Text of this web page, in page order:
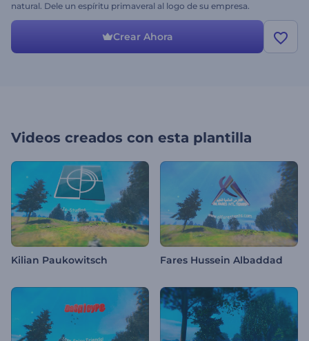
natural. Dele un espíritu primaveral al logo de su empresa.
¡Pruébelo hoy mismo de forma gratuita!
Crear Ahora
Videos creados con esta plantilla
Kilian Paukowitsch Fares Hussein Albaddad